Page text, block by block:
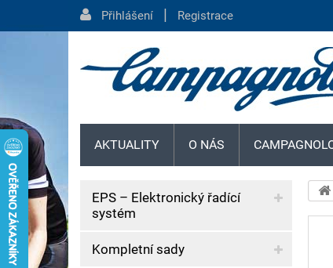
EPS – Elektronický řadící
systém
Kompletní sady
Přihlášení | Registrace
AKTUALITY O NÁS